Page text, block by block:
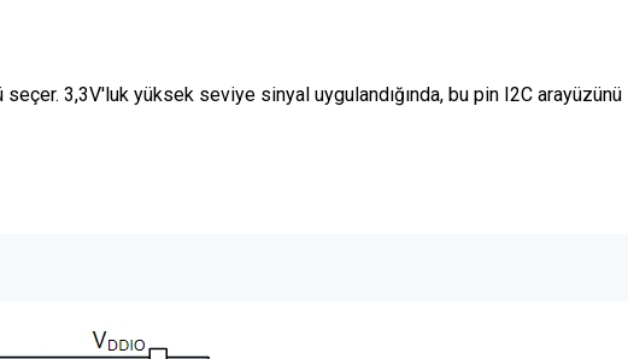
3,3V'luk yüksek seviye sinyal uygulandığında, bu pin I2C arayüzünü